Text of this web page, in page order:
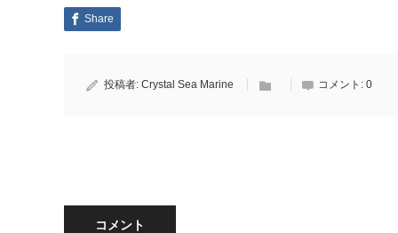
Share
投稿者: Crystal Sea Marine コメント: 0
コメント